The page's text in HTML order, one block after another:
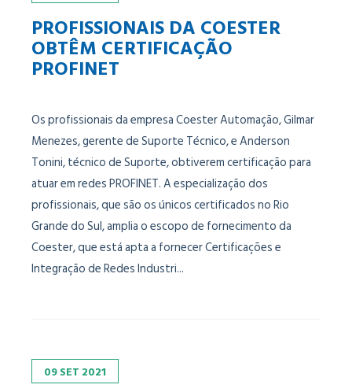
PROFISSIONAIS DA COESTER
OBTÊM CERTIFICAÇÃO
PROFINET
Os profissionais da empresa Coester Automação, Gilmar
Menezes, gerente de Suporte Técnico, e Anderson
Tonini, técnico de Suporte, obtiverem certificação para
atuar em redes PROFINET. A especialização dos
profissionais, que são os únicos certificados no Rio
Grande do Sul, amplia o escopo de fornecimento da
Coester, que está apta a fornecer Certificações e
Integração de Redes Industri...
09SET 2021